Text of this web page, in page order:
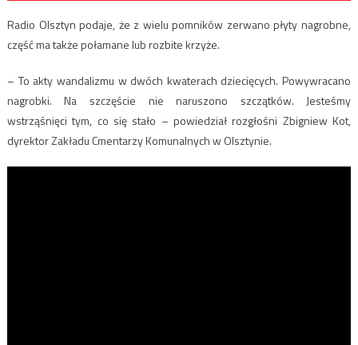
Radio Olsztyn podaje, że z wielu pomników zerwano płyty nagrobne,
część ma także połamane lub rozbite krzyże.
– To akty wandalizmu w dwóch kwaterach dziecięcych. Powywracano
nagrobki. Na szczęście nie naruszono szczątków. Jesteśmy
wstrząśnięci tym, co się stało – powiedział rozgłośni Zbigniew Kot,
dyrektor Zakładu Cmentarzy Komunalnych w Olsztynie.